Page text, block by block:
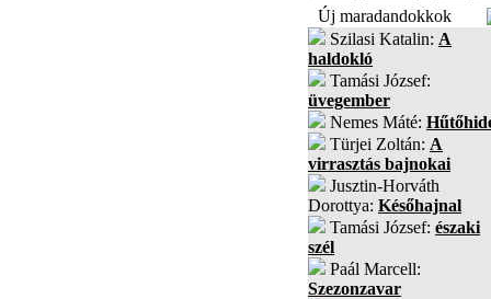
Új maradandokkok
Szilasi Katalin: A
haldokló
Tamási József:
üvegember
Nemes Máté:
Türjei Zoltán: A
virrasztás bajnokai
Jusztin-Horváth
Dorottya: Későhajnal
Tamási József: északi
szél
Paál Marcell:
Szezonzavar